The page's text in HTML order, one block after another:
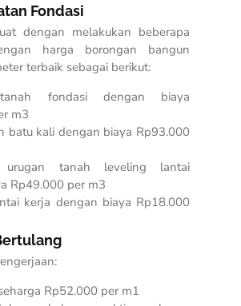
Fondasi
dengan melakukan beberapa
harga borongan bangun
terbaik sebagai berikut:
fondasi dengan biaya
m3
batu kali dengan biaya Rp93.000
urugan tanah leveling lantai
Rp49.000 per m3
kerja dengan biaya Rp18.000
Rp52.000 per m1